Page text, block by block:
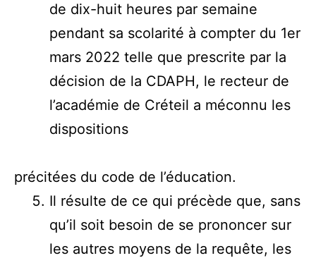
de dix-huit heures par semaine
pendant sa scolarité à compter du 1er
mars 2022 telle que prescrite par la
décision de la CDAPH, le recteur de
l’académie de Créteil a méconnu les
dispositions
précitées du code de l’éducation.
Il résulte de ce qui précède que, sans
qu’il soit besoin de se prononcer sur
les autres moyens de la requête, les